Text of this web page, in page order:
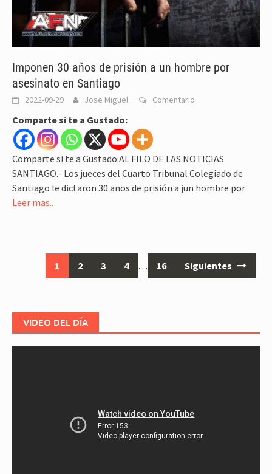
Imponen 30 años de prisión a un hombre por
asesinato en Santiago
2022-09-29 Jose Miguel Comentario
Comparte si te a Gustado:
Comparte si te a Gustado:AL FILO DE LAS NOTICIAS
SANTIAGO.- Los jueces del Cuarto Tribunal Colegiado de
Santiago le dictaron 30 años de prisión a jun hombre por
Leer mas..
1 2 3 4 … 16 Siguientes
VIDEO DEL DÍA